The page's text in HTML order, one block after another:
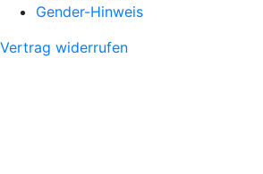
Gender-Hinweis
Vertrag widerrufen